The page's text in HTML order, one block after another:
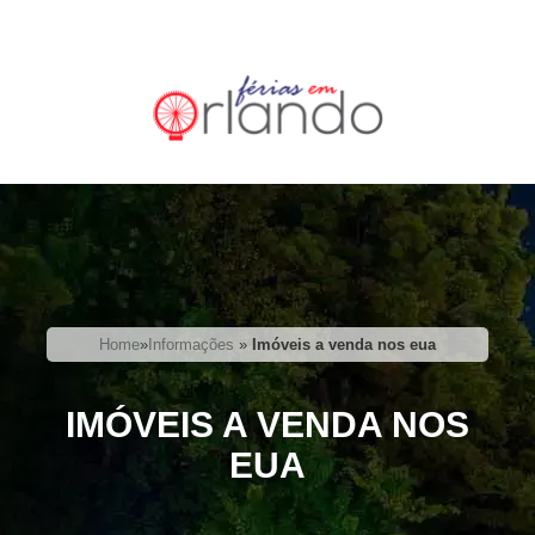
Home» Informações » Imóveis a venda nos eua
IMÓVEIS A VENDA NOS
EUA